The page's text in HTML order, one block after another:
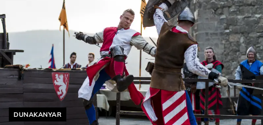
Helyszín címkék:
DUNAKANYAR